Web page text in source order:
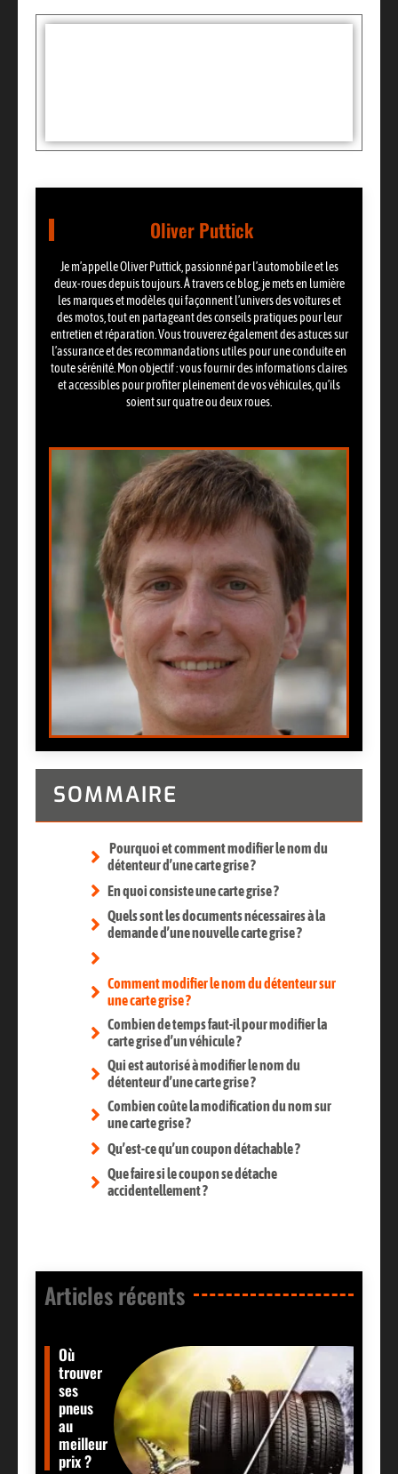
Oliver Puttick
Je m’appelle Oliver Puttick, passionné par l’automobile et les
deux-roues depuis toujours. À travers ce blog, je mets en lumière
les marques et modèles qui façonnent l’univers des voitures et
des motos, tout en partageant des conseils pratiques pour leur
entretien et réparation. Vous trouverez également des astuces sur
l’assurance et des recommandations utiles pour une conduite en
toute sérénité. Mon objectif : vous fournir des informations claires
et accessibles pour profiter pleinement de vos véhicules, qu’ils
soient sur quatre ou deux roues.
SOMMAIRE
Pourquoi et comment modifier le nom du
détenteur d’une carte grise ?
En quoi consiste une carte grise ?
Quels sont les documents nécessaires à la
demande d’une nouvelle carte grise ?
Comment modifier le nom du détenteur sur
une carte grise ?
Combien de temps faut-il pour modifier la
carte grise d’un véhicule ?
Qui est autorisé à modifier le nom du
détenteur d’une carte grise ?
Combien coûte la modification du nom sur
une carte grise ?
Qu’est-ce qu’un coupon détachable ?
Que faire si le coupon se détache
accidentellement ?
Articles récents​
Où
trouver
ses
pneus
au
meilleur
prix ?